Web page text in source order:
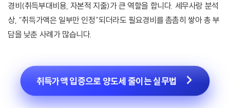
경비(취득부대비용, 자본적 지출)가 큰 역할을 합니다. 세무사랑 분석
상, “취득가액은 일부만 인정”되더라도 필요경비를 촘촘히 쌓아 총 부
담을 낮춘 사례가 많습니다.
취득가액 입증으로 양도세 줄이는 실무법